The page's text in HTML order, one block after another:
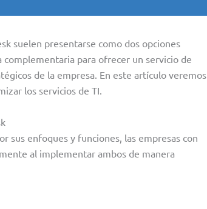
suelen presentarse como dos opciones
para ofrecer un servicio de
de la empresa. En este artículo veremos
los servicios de TI.
sus enfoques y funciones, las empresas con
al implementar ambos de manera